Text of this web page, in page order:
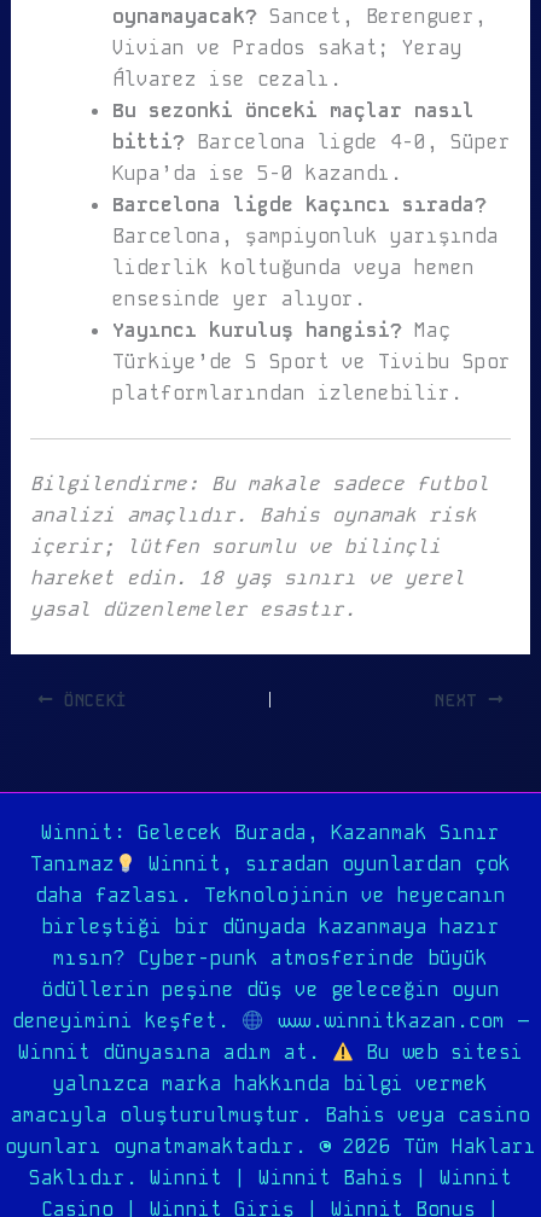
oynamayacak?Sancet, Berenguer,
Vivian ve Prados sakat; Yeray
Álvarez ise cezalı.
Bu sezonki önceki maçlar nasıl
bitti?Barcelona ligde 4-0, Süper
Kupa’da ise 5-0 kazandı.
Barcelona ligde kaçıncı sırada?
Barcelona, şampiyonluk yarışında
liderlik koltuğunda veya hemen
ensesinde yer alıyor.
Yayıncı kuruluş hangisi?Maç
Türkiye’de S Sport ve Tivibu Spor
platformlarından izlenebilir.
Bilgilendirme: Bu makale sadece futbol
analizi amaçlıdır. Bahis oynamak risk
içerir; lütfen sorumlu ve bilinçli
hareket edin. 18 yaş sınırı ve yerel
yasal düzenlemeler esastır.
ÖNCEKI NEXT
Winnit: Gelecek Burada, Kazanmak Sınır
Tanımaz
Winnit, sıradan oyunlardan çok
daha fazlası. Teknolojinin ve heyecanın
birleştiği bir dünyada kazanmaya hazır
mısın? Cyber-punk atmosferinde büyük
ödüllerin peşine düş ve geleceğin oyun
deneyimini keşfet.
www.winnitkazan.com –
Winnit dünyasına adım at.
Bu web sitesi
yalnızca marka hakkında bilgi vermek
amacıyla oluşturulmuştur. Bahis veya casino
oyunları oynatmamaktadır. © 2026 Tüm Hakları
Saklıdır. Winnit | Winnit Bahis | Winnit
Casino | Winnit Giriş | Winnit Bonus |